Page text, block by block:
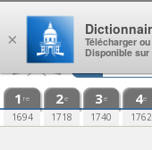
Aller au contenu
1 re
1694
2e
1718
3e
1740
4e
1762
×
Télécharger
Disponible